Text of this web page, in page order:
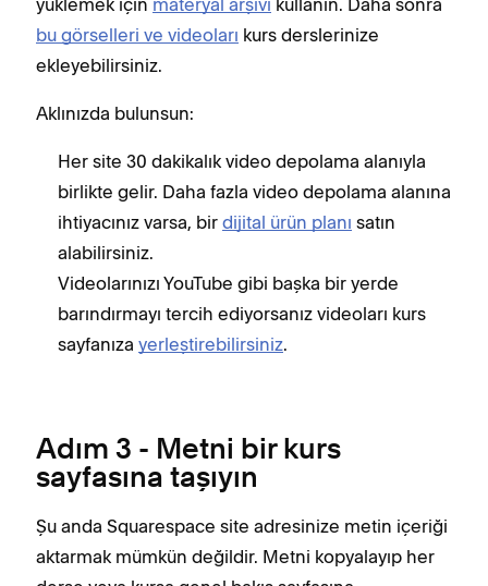
yüklemek için materyal arşivi kullanın. Daha sonra
bu görselleri ve videoları kurs derslerinize
ekleyebilirsiniz.
Aklınızda bulunsun:
Her site 30 dakikalık video depolama alanıyla
birlikte gelir. Daha fazla video depolama alanına
ihtiyacınız varsa, bir dijital ürün planı satın
alabilirsiniz.
Videolarınızı YouTube gibi başka bir yerde
barındırmayı tercih ediyorsanız videoları kurs
sayfanıza yerleştirebilirsiniz.
Adım 3 - Metni bir kurs
sayfasına taşıyın
Şu anda Squarespace site adresinize metin içeriği
aktarmak mümkün değildir. Metni kopyalayıp her